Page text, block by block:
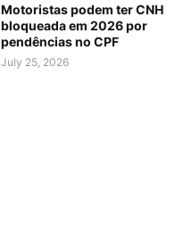
Motoristas podem ter CNH
bloqueada em 2026 por
pendências no CPF
July 25, 2026